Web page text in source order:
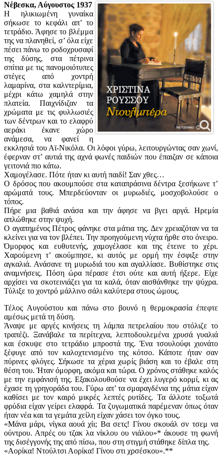
Νέβεσκα, Αύγουστος 1937
Η ηλικιωμένη γυναίκα
σήκωσε το κεφάλι απ’ το
τετράδιο. Άφησε το βλέμμα
της να πλανηθεί, σ’ όλα είχε
πέσει πάνω το ροδοχρυσαφί
της δύσης, στα πέτρινα
σπίτια με τις πανομοιότυπες
στέγες από χοντρή
λαμαρίνα, στα καλντερίμια,
μέχρι κάτω χαμηλά στην
πλατεία. Παιχνίδιζαν τα
χρώματα με τις φυλλωσιές
των δέντρων και το ελαφρύ
αεράκι έκανε χώρο
ανάμεσα, να φανεί η
εκκλησιά του Αϊ-Νικόλα. Οι λόφοι γύρω, λειτουργώντας σαν χωνί,
έφερναν στ’ αυτιά της αχνά φωνές παιδιών που έπαιζαν σε κάποια
γειτονιά πιο κάτω.
Χαμογέλασε. Πότε ήταν κι αυτή παιδί! Σαν χθες…
Ο δρόσος που ακουμπούσε στα καταπράσινα δέντρα ξεσήκωνε τ’
αρώματά τους. Μπερδεύονταν οι μυρωδιές, μοσχοβολούσε ο
τόπος.
Πήρε μια βαθιά ανάσα και την άφησε να βγει αργά. Ηρεμία
απλώθηκε στην ψυχή.
Ο αγαπημένος Πέτρος φάνηκε στα μάτια της. Δεν χρειαζόταν να τα
κλείνει για να τον βλέπει. Την προηγούμενη νύχτα ήρθε στο όνειρο.
Όμορφος και ευθυτενής, χαμογέλασε και της έτεινε το χέρι.
Χαρούμενη τ’ ακούμπησε, κι αυτός με ορμή την έσφιξε στην
αγκαλιά. Ανάσανε τη μυρωδιά του και αγαλλίασε. Βυθίστηκε στις
αναμνήσεις. Πόση ώρα πέρασε έτσι ούτε και αυτή ήξερε. Είχε
αρχίσει να σκοτεινιάζει για τα καλά, όταν αισθάνθηκε την ψύχρα.
Τύλιξε το χοντρό μάλλινο σάλι καλύτερα στους ώμους.
Τέλος Αυγούστου και πάνω στο βουνό η θερμοκρασία έπεφτε
αμέσως μετά τη δύση.
Άναψε με αργές κινήσεις τη λάμπα πετρελαίου που στόλιζε το
τραπέζι. Ξανάβαλε τα περίτεχνα, λεπτοδουλεμένα χρυσά γυαλιά
και έσκυψε στο τετράδιο μπροστά της. Ένα τσουλούφι χιονάτο
ξέφυγε από τον καλοχτενισμένο της κότσο. Κάποτε ήταν σαν
πύρινες φλόγες. Σήκωσε τα χέρια χωρίς βιάση και το έβαλε στη
θέση του. Ήταν όμορφη, ακόμα και τώρα. Ο χρόνος στάθηκε καλός
με την εμφάνισή της. Εξακολουθούσε να έχει λυγερό κορμί, κι ας
έχασε τη γρηγοράδα του. Γύρω απ’ τα σμαραγδένια της μάτια είχαν
καθίσει με τον καιρό μικρές λεπτές ρυτίδες. Τα άλλοτε τοξωτά
φρύδια είχαν γείρει ελαφρά. Τα ζυγωματικά παρέμεναν όπως όταν
ήταν νέα και τα γεμάτα χείλη είχαν χάσει τον όγκο τους.
«Μάνα μάρι, νίγκα αουά χίι; Βα σετς! Γίνου σκουάλ σν τσεμ να
ούντρου. Απρές ου τζακ λα νίκλου ου νιάλου»* άκουσε τη φωνή
της δισέγγονής της από πίσω, που στη στιγμή στάθηκε δίπλα της.
«Αορίκα! Ντούλτσι Αορίκα! Γίνου στι χρσέσκου».**